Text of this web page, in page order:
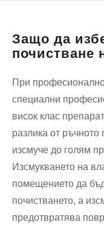
Защо да
почистване
При
специални
висок клас
разлика от
изсмуче до голям
Изсмукването на
помещението да
почистването, а
предотвратява